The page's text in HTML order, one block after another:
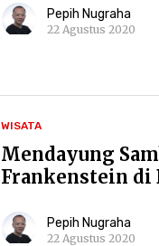
Pepih Nugraha
22 Agustus 2020
WISATA
Mendayung
Frankenstein di
Pepih Nugraha
22 Agustus 2020